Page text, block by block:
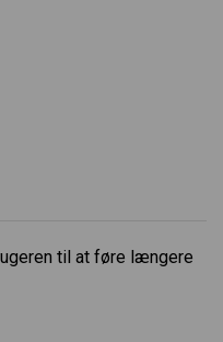
til at føre længere